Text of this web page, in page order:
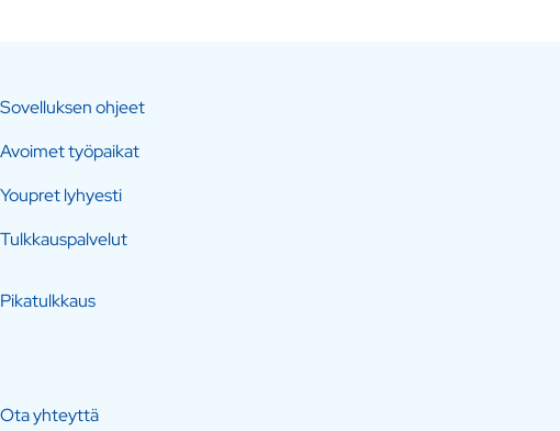
Sovelluksen ohjeet
Avoimet työpaikat
Youpret lyhyesti
Tulkkauspalvelut
Pikatulkkaus
Ota yhteyttä